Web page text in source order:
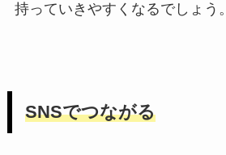
持っていきやすくなるでしょう。
SNSでつながる